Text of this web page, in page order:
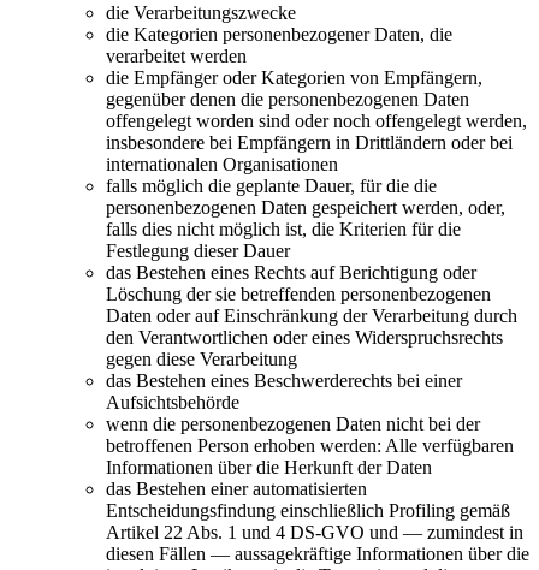
die Verarbeitungszwecke
die Kategorien personenbezogener Daten, die
verarbeitet werden
die Empfänger oder Kategorien von Empfängern,
gegenüber denen die personenbezogenen Daten
offengelegt worden sind oder noch offengelegt werden,
insbesondere bei Empfängern in Drittländern oder bei
internationalen Organisationen
falls möglich die geplante Dauer, für die die
personenbezogenen Daten gespeichert werden, oder,
falls dies nicht möglich ist, die Kriterien für die
Festlegung dieser Dauer
das Bestehen eines Rechts auf Berichtigung oder
Löschung der sie betreffenden personenbezogenen
Daten oder auf Einschränkung der Verarbeitung durch
den Verantwortlichen oder eines Widerspruchsrechts
gegen diese Verarbeitung
das Bestehen eines Beschwerderechts bei einer
Aufsichtsbehörde
wenn die personenbezogenen Daten nicht bei der
betroffenen Person erhoben werden: Alle verfügbaren
Informationen über die Herkunft der Daten
das Bestehen einer automatisierten
Entscheidungsfindung einschließlich Profiling gemäß
Artikel 22 Abs. 1 und 4 DS-GVO und — zumindest in
diesen Fällen — aussagekräftige Informationen über die